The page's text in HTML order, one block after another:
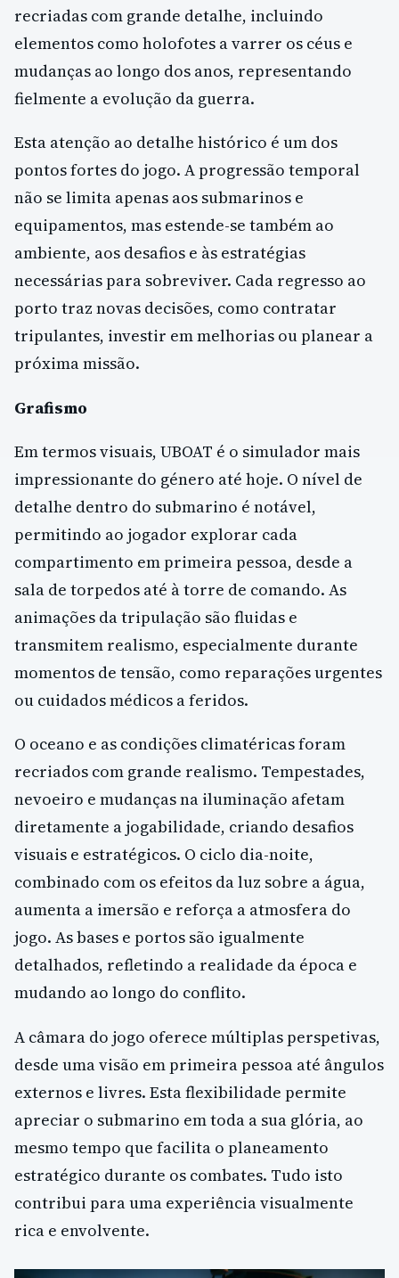
recriadas com grande detalhe, incluindo
elementos como holofotes a varrer os céus e
mudanças ao longo dos anos, representando
fielmente a evolução da guerra.
Esta atenção ao detalhe histórico é um dos
pontos fortes do jogo. A progressão temporal
não se limita apenas aos submarinos e
equipamentos, mas estende-se também ao
ambiente, aos desafios e às estratégias
necessárias para sobreviver. Cada regresso ao
porto traz novas decisões, como contratar
tripulantes, investir em melhorias ou planear a
próxima missão.
Grafismo
Em termos visuais, UBOAT é o simulador mais
impressionante do género até hoje. O nível de
detalhe dentro do submarino é notável,
permitindo ao jogador explorar cada
compartimento em primeira pessoa, desde a
sala de torpedos até à torre de comando. As
animações da tripulação são fluidas e
transmitem realismo, especialmente durante
momentos de tensão, como reparações urgentes
ou cuidados médicos a feridos.
O oceano e as condições climatéricas foram
recriados com grande realismo. Tempestades,
nevoeiro e mudanças na iluminação afetam
diretamente a jogabilidade, criando desafios
visuais e estratégicos. O ciclo dia-noite,
combinado com os efeitos da luz sobre a água,
aumenta a imersão e reforça a atmosfera do
jogo. As bases e portos são igualmente
detalhados, refletindo a realidade da época e
mudando ao longo do conflito.
A câmara do jogo oferece múltiplas perspetivas,
desde uma visão em primeira pessoa até ângulos
externos e livres. Esta flexibilidade permite
apreciar o submarino em toda a sua glória, ao
mesmo tempo que facilita o planeamento
estratégico durante os combates. Tudo isto
contribui para uma experiência visualmente
rica e envolvente.